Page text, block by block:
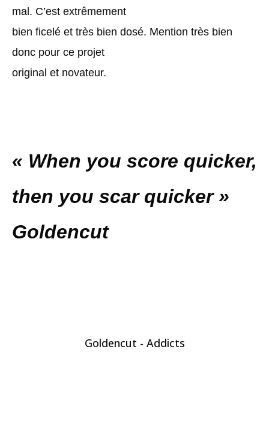
mal. C’est extrêmement
bien ficelé et très bien dosé. Mention très bien
donc pour ce projet
original et novateur.
« When you score quicker,
then you scar quicker »
Goldencut
Goldencut - Addicts